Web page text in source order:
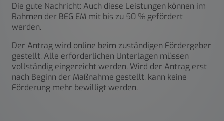
Die gute Nachricht: Auch diese Leistungen können im
Rahmen der BEG EM mit bis zu 50 % gefördert
werden.
Der Antrag wird online beim zuständigen Fördergeber
gestellt. Alle erforderlichen Unterlagen müssen
vollständig eingereicht werden. Wird der Antrag erst
nach Beginn der Maßnahme gestellt, kann keine
Förderung mehr bewilligt werden.